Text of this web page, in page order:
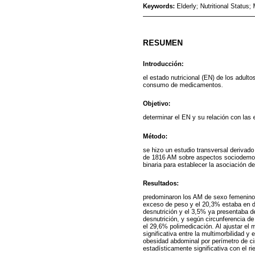
Keywords: Elderly; Nutritional Status;
RESUMEN
Introducción:
el estado nutricional (EN) de los
consumo de medicamentos.
Objetivo:
determinar el EN y su relación con las
Método:
se hizo un estudio transversal
de 1816 AM sobre aspectos
binaria para establecer la asociación
Resultados:
predominaron los AM de sexo
exceso de peso y el 20,3% estaba en
desnutrición y el 3,5% ya presentaba
desnutrición, y según circunferencia
el 29,6% polimedicación. Al ajustar el
significativa entre la multimorbilidad y
obesidad abdominal por perímetro de
estadísticamente significativa con el